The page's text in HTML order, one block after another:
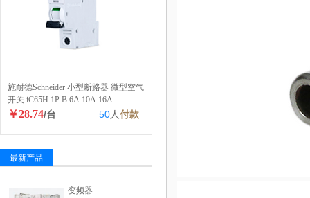
施耐德Schneider 小型断路器 微型空气
开关 iC65H 1P B 6A 10A 16A
￥28.74/台 50人付款
最新产品
变频器